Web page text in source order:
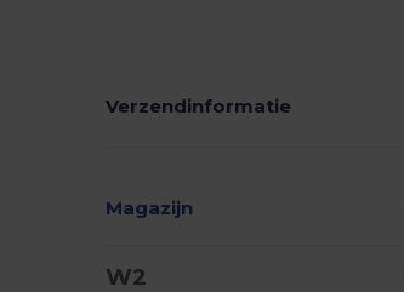
Verzendinformatie
Magazijn
W2